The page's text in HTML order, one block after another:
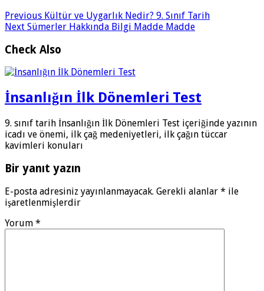
Previous Kültür ve Uygarlık Nedir? 9. Sınıf Tarih
Next Sümerler Hakkında Bilgi Madde Madde
Check Also
İnsanlığın İlk Dönemleri Test
9. sınıf tarih İnsanlığın İlk Dönemleri Test içeriğinde yazının
icadı ve önemi, ilk çağ medeniyetleri, ilk çağın tüccar
kavimleri konuları
Bir yanıt yazın
E-posta adresiniz yayınlanmayacak. Gerekli alanlar * ile
işaretlenmişlerdir
Yorum *